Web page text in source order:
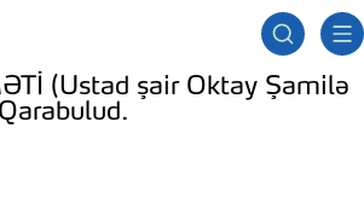
(Ustad şair Oktay Şamilə